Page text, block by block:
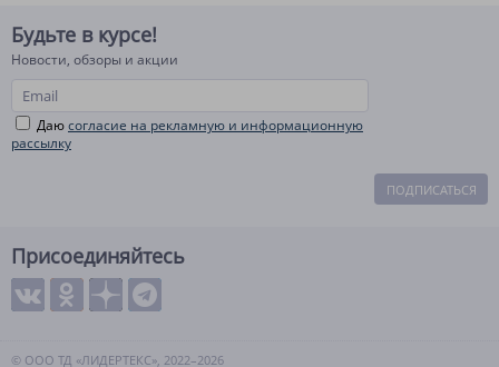
Будьте в курсе!
Новости, обзоры и акции
Даюсогласие на рекламную и информационную
рассылку
ПОДПИСАТЬСЯ
Присоединяйтесь
© ООО ТД «ЛИДЕРТЕКС», 2022–2026